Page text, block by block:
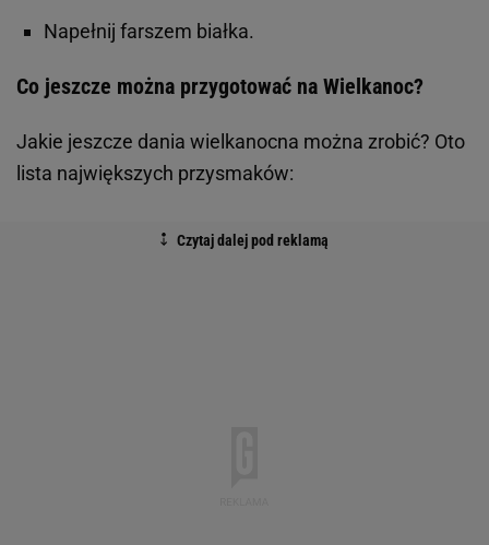
Napełnij farszem białka.
Co jeszcze można przygotować na Wielkanoc?
Jakie jeszcze dania wielkanocna można zrobić? Oto
lista największych przysmaków: